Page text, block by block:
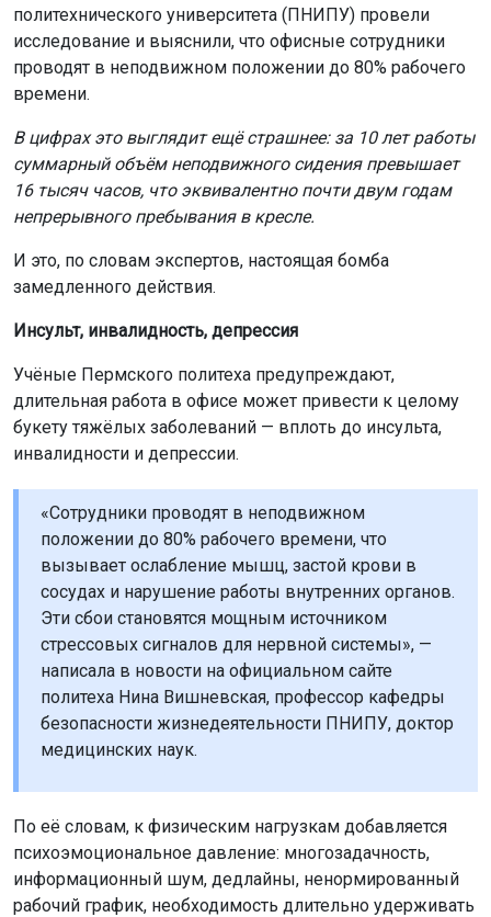
политехнического университета (ПНИПУ) провели
исследование и выяснили, что офисные сотрудники
проводят в неподвижном положении до 80% рабочего
времени.
В цифрах это выглядит ещё страшнее: за 10 лет работы
суммарный объём неподвижного сидения превышает
16 тысяч часов, что эквивалентно почти двум годам
непрерывного пребывания в кресле.
И это, по словам экспертов, настоящая бомба
замедленного действия.
Инсульт, инвалидность, депрессия
Учёные Пермского политеха предупреждают,
длительная работа в офисе может привести к целому
букету тяжёлых заболеваний — вплоть до инсульта,
инвалидности и депрессии.
«Сотрудники проводят в неподвижном
положении до 80% рабочего времени, что
вызывает ослабление мышц, застой крови в
сосудах и нарушение работы внутренних органов.
Эти сбои становятся мощным источником
стрессовых сигналов для нервной системы», —
написала в новости на официальном сайте
политеха Нина Вишневская, профессор кафедры
безопасности жизнедеятельности ПНИПУ, доктор
медицинских наук.
По её словам, к физическим нагрузкам добавляется
психоэмоциональное давление: многозадачность,
информационный шум, дедлайны, ненормированный
рабочий график, необходимость длительно удерживать